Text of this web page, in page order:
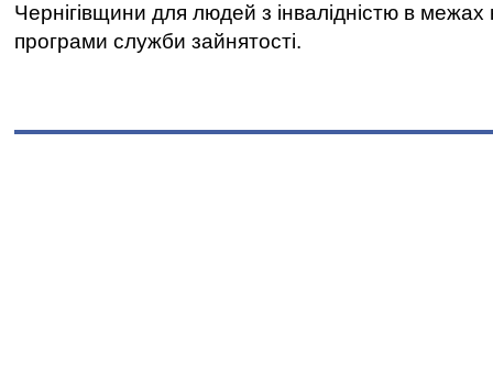
Чернігівщини для людей з інвалідністю в межах
програми служби зайнятості.